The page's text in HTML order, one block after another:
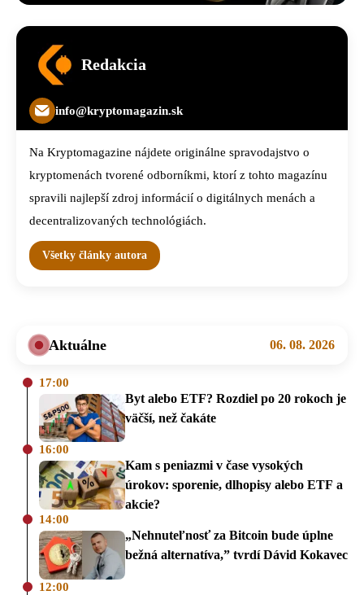
Redakcia
info@kryptomagazin.sk
Na Kryptomagazine nájdete originálne spravodajstvo o
kryptomenách tvorené odborníkmi, ktorí z tohto magazínu
spravili najlepší zdroj informácií o digitálnych menách a
decentralizovaných technológiách.
Všetky články autora
Aktuálne 06. 08. 2026
17:00
Byt alebo ETF? Rozdiel po 20 rokoch je
väčší, než čakáte
16:00
Kam s peniazmi v čase vysokých
úrokov: sporenie, dlhopisy alebo ETF a
akcie?
14:00
„Nehnuteľnosť za Bitcoin bude úplne
bežná alternatíva,” tvrdí Dávid Kokavec
12:00